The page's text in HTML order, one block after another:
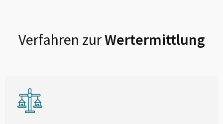
Verfahren zurWertermittlung